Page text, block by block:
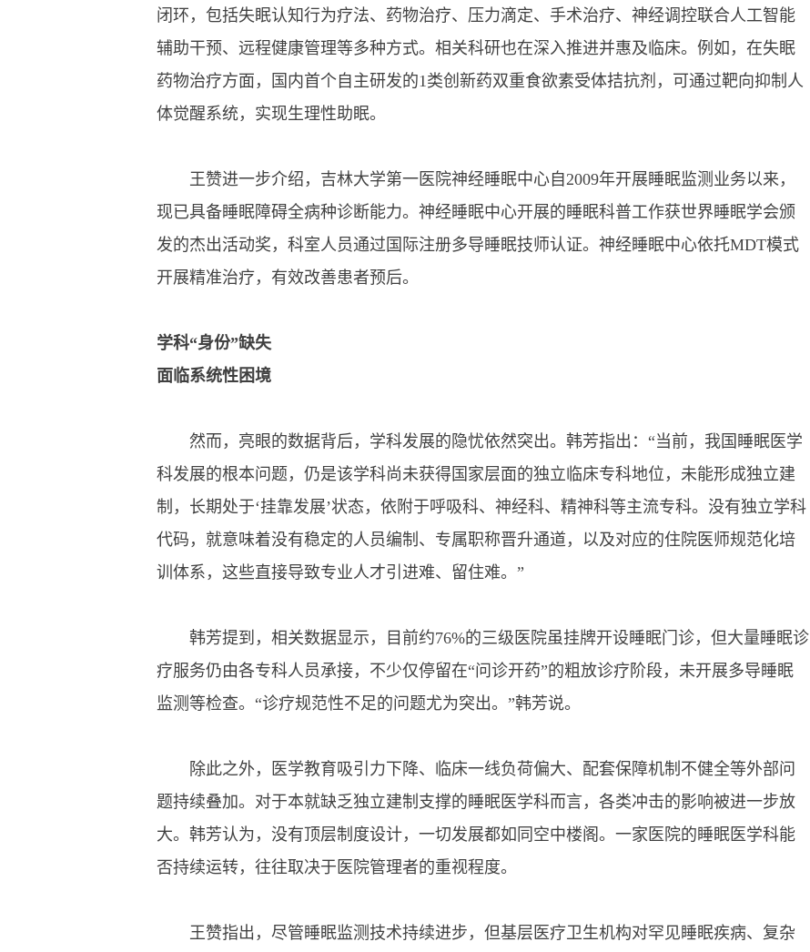
闭环，包括失眠认知行为疗法、药物治疗、压力滴定、手术治疗、神经调控联合人工智能
辅助干预、远程健康管理等多种方式。相关科研也在深入推进并惠及临床。例如，在失眠
药物治疗方面，国内首个自主研发的1类创新药双重食欲素受体拮抗剂，可通过靶向抑制人
体觉醒系统，实现生理性助眠。
王赞进一步介绍，吉林大学第一医院神经睡眠中心自2009年开展睡眠监测业务以来，
现已具备睡眠障碍全病种诊断能力。神经睡眠中心开展的睡眠科普工作获世界睡眠学会颁
发的杰出活动奖，科室人员通过国际注册多导睡眠技师认证。神经睡眠中心依托MDT模式
开展精准治疗，有效改善患者预后。
学科“身份”缺失
面临系统性困境
然而，亮眼的数据背后，学科发展的隐忧依然突出。韩芳指出：“当前，我国睡眠医学
科发展的根本问题，仍是该学科尚未获得国家层面的独立临床专科地位，未能形成独立建
制，长期处于‘挂靠发展’状态，依附于呼吸科、神经科、精神科等主流专科。没有独立学科
代码，就意味着没有稳定的人员编制、专属职称晋升通道，以及对应的住院医师规范化培
训体系，这些直接导致专业人才引进难、留住难。”
韩芳提到，相关数据显示，目前约76%的三级医院虽挂牌开设睡眠门诊，但大量睡眠诊
疗服务仍由各专科人员承接，不少仅停留在“问诊开药”的粗放诊疗阶段，未开展多导睡眠
监测等检查。“诊疗规范性不足的问题尤为突出。”韩芳说。
除此之外，医学教育吸引力下降、临床一线负荷偏大、配套保障机制不健全等外部问
题持续叠加。对于本就缺乏独立建制支撑的睡眠医学科而言，各类冲击的影响被进一步放
大。韩芳认为，没有顶层制度设计，一切发展都如同空中楼阁。一家医院的睡眠医学科能
否持续运转，往往取决于医院管理者的重视程度。
王赞指出，尽管睡眠监测技术持续进步，但基层医疗卫生机构对罕见睡眠疾病、复杂